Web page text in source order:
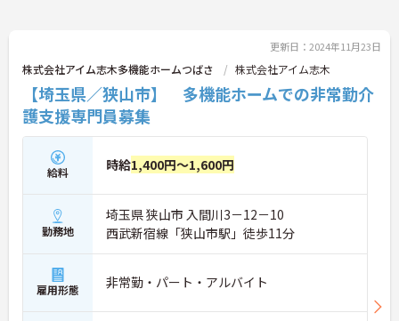
更新日：2024年11月23日
株式会社アイム志木多機能ホームつばさ 株式会社アイム志木
【埼玉県／狭山市】 多機能ホームでの非常勤介
護支援専門員募集
給料 時給1,400円～1,600円
勤務地
埼玉県 狭山市 入間川3－12－10
西武新宿線「狭山市駅」徒歩11分
雇用形態 非常勤・パート・アルバイト